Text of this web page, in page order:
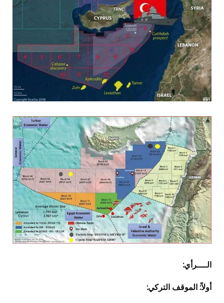
الــــرأي:
أولاً: الموقف التركي: